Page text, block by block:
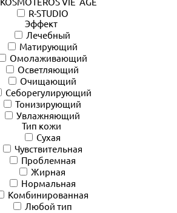
KOSMOTEROS VIE`AGE
R-STUDIO
Эффект
Лечебный
Матирующий
Омолаживающий
Осветляющий
Очищающий
Себорегулирующий
Тонизирующий
Увлажняющий
Тип кожи
Сухая
Чувствительная
Проблемная
Жирная
Нормальная
Комбинированная
Любой тип